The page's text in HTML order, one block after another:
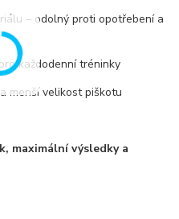
– odolný proti opotřebení a
každodenní tréninky
menší velikost piškotu
maximální výsledky a